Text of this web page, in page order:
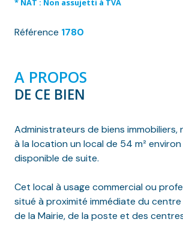
* NAT : Non assujetti à TVA
Référence 1780
A PROPOS
DE CE BIEN
Administrateurs de biens immobiliers,
à la location un local de 54 m² environ
disponible de suite.
Cet local à usage commercial ou
situé à proximité immédiate du centre
de la Mairie, de la poste et des